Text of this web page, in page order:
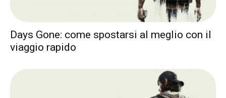
Days Gone: come spostarsi al meglio con il
viaggio rapido